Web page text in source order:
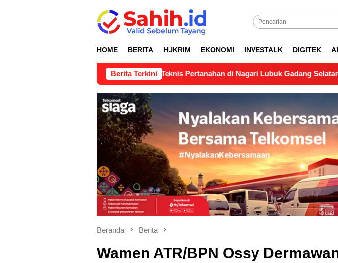
HOME BERITA HUKRIM EKONOMI INVESTALK DIGITEK
Berita Terkini
Lapangan Pertimbangan Teknis Pertanahan di Nagari Lubuk Gadang Selatan Jamin
Beranda Berita
Wamen ATR/BPN Ossy